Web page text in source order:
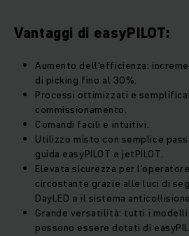
Vantaggi di easyPILOT:
Aumento dell'efficienza:
di picking fino al 30%.
Processi ottimizzati e
commissionamento.
Comandi facili e intuitivi.
Utilizzo misto con semplice
guida easyPILOT e jetPILOT.
Elevata sicurezza per
circostante grazie alle luci di
DayLED e il sistema
Grande versatilità: tutti i modelli
possono essere dotati di